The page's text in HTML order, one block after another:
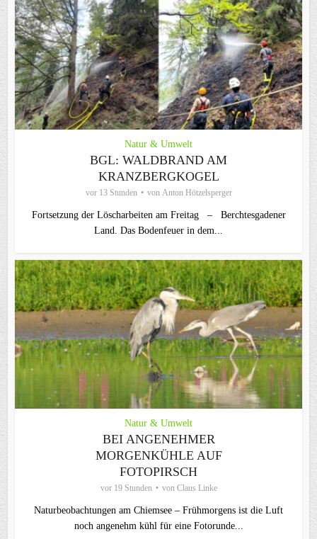
Natur & Umwelt
BGL: WALDBRAND AM
KRANZBERGKOGEL
vor 13 Stunden von Anton Hötzelsperger
Fortsetzung der Löscharbeiten am Freitag – Berchtesgadener
Land. Das Bodenfeuer in dem...
Natur & Umwelt
BEI ANGENEHMER
MORGENKÜHLE AUF
FOTOPIRSCH
vor 19 Stunden von Claus Linke
Naturbeobachtungen am Chiemsee – Frühmorgens ist die Luft
noch angenehm kühl für eine Fotorunde...